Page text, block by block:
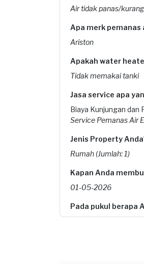
Air tidak panas/
Apa merk pemanas
Ariston
Apakah water
Tidak memakai tanki
Jasa service apa
Biaya Kunjungan dan
Service Pemanas Air
Jenis Property
Rumah (Jumlah: 1)
Kapan Anda
01-05-2026
Pada pukul berapa